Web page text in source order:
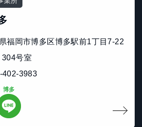
福岡市博多区博多駅前1丁目7-22
号室
402-3983
博多